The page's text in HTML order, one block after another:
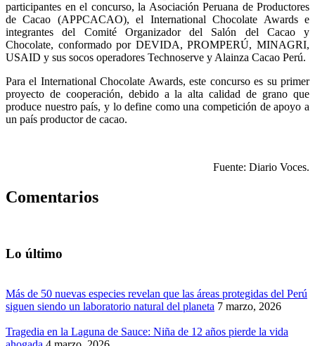
participantes en el concurso, la Asociación Peruana de Productores
de Cacao (APPCACAO), el International Chocolate Awards e
integrantes del Comité Organizador del Salón del Cacao y
Chocolate, conformado por DEVIDA, PROMPERÚ, MINAGRI,
USAID y sus socos operadores Technoserve y Alainza Cacao Perú.
Para el International Chocolate Awards, este concurso es su primer
proyecto de cooperación, debido a la alta calidad de grano que
produce nuestro país, y lo define como una competición de apoyo a
un país productor de cacao.
Fuente: Diario Voces.
Comentarios
Lo último
Más de 50 nuevas especies revelan que las áreas protegidas del Perú
siguen siendo un laboratorio natural del planeta 7 marzo, 2026
Tragedia en la Laguna de Sauce: Niña de 12 años pierde la vida